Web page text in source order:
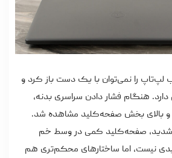
لپ‌تاپ را نمی‌توان با یک دست باز کرد و
هنگام فشار دادن سراسری بدنه،
بالای بخش صفحه‌کلید مشاهده شد.
شدید، صفحه‌کلید کمی در وسط خم
نیست، اما ساختارهای محکم‌تری هم